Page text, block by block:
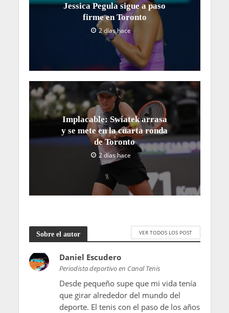
Jessica Pegula sigue a paso
firme en Toronto
2 días hace
Implacable: Swiatek arrasa
y se mete en la cuarta ronda
de Toronto
2 días hace
Sobre el autor VER TODOS LOS POST
Daniel Escudero
Periodista deportivo en Canal Tenis
Desde pequeño supe que mi vida tenía
que girar alrededor del mundo del
deporte. El tenis con el paso de los años